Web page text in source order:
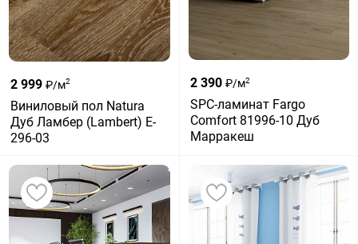
2 999 ₽/м2
Виниловый пол Natura
Дуб Ламбер (Lambert) E-
296-03
2 390 ₽/м2
SPC-ламинат Fargo
Comfort 81996-10 Дуб
Марракеш